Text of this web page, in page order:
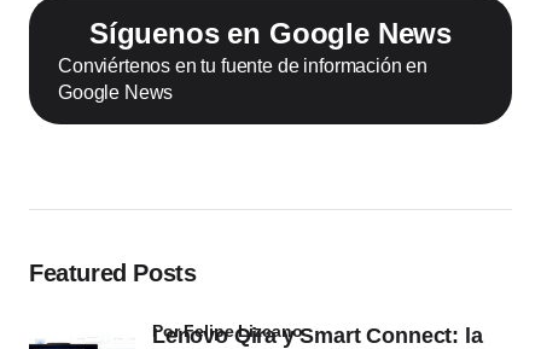
Síguenos en Google News
Conviértenos en tu fuente de información en
Google News
Featured Posts
Lenovo Qira y Smart Connect: la
por Felipe Lizcano